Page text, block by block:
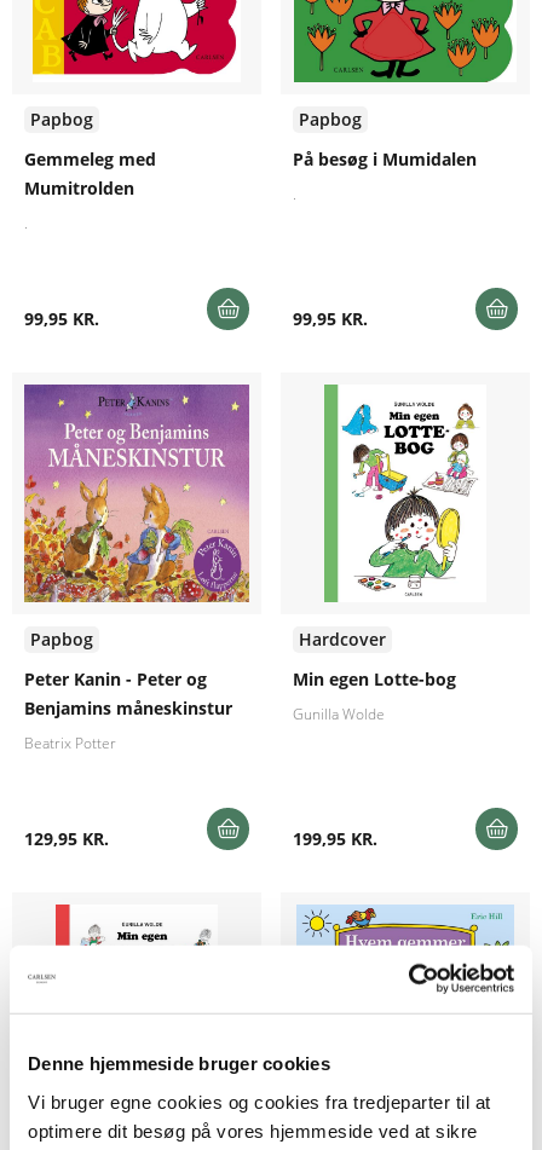
Denne hjemmeside bruger cookies
Vi bruger egne cookies og cookies fra tredjeparter til at
optimere dit besøg på vores hjemmeside ved at sikre
Papbog
Gemmeleg med
Mumitrolden
.
99,95 KR.
Papbog
På besøg i Mumidalen
.
99,95 KR.
Papbog
Peter Kanin - Peter og
Benjamins måneskinstur
Beatrix Potter
129,95 KR.
Hardcover
Min egen Lotte-bog
Gunilla Wolde
199,95 KR.